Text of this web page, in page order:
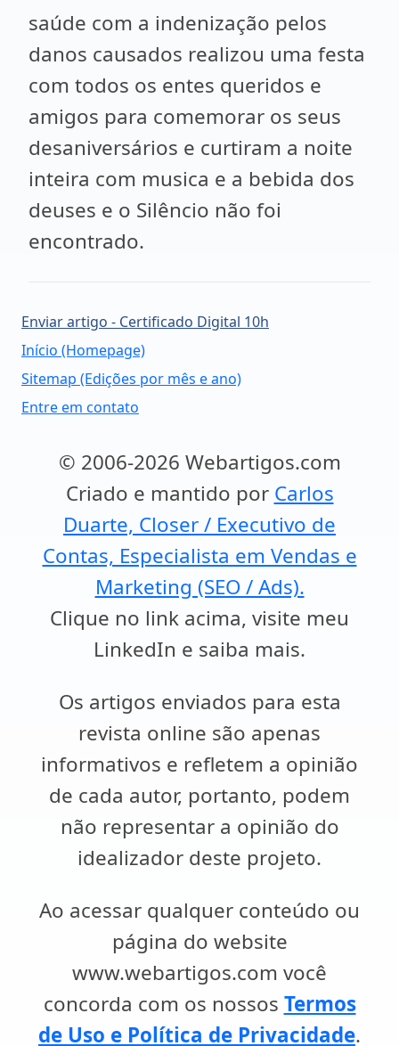
saúde com a indenização pelos
danos causados realizou uma festa
com todos os entes queridos e
amigos para comemorar os seus
desaniversários e curtiram a noite
inteira com musica e a bebida dos
deuses e o Silêncio não foi
encontrado.
Enviar artigo - Certificado Digital 10h
Início (Homepage)
Sitemap (Edições por mês e ano)
Entre em contato
© 2006-2026 Webartigos.com
Criado e mantido por Carlos
Duarte, Closer / Executivo de
Contas, Especialista em Vendas e
Marketing (SEO / Ads).
Clique no link acima, visite meu
LinkedIn e saiba mais.
Os artigos enviados para esta
revista online são apenas
informativos e refletem a opinião
de cada autor, portanto, podem
não representar a opinião do
idealizador deste projeto.
Ao acessar qualquer conteúdo ou
página do website
www.webartigos.com você
concorda com os nossos Termos
de Uso e Política de Privacidade.